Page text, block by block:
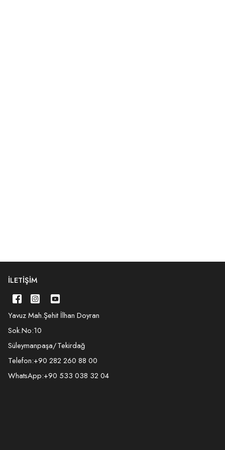
İLETIŞIM
Yavuz Mah.Şehit İlhan Doyran
Sok.No:10
Süleymanpaşa/Tekirdağ
Telefon:+90 282 260 88 00
WhatsApp:+90 533 038 32 04